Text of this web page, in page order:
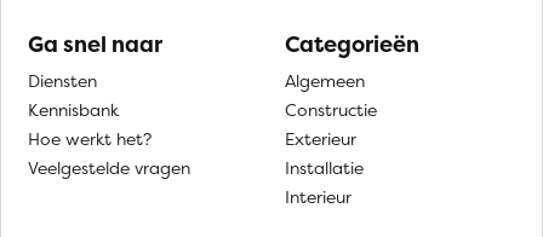
Ga snel naar
Diensten
Kennisbank
Hoe werkt het?
Veelgestelde vragen
Categorieën
Algemeen
Constructie
Exterieur
Installatie
Interieur